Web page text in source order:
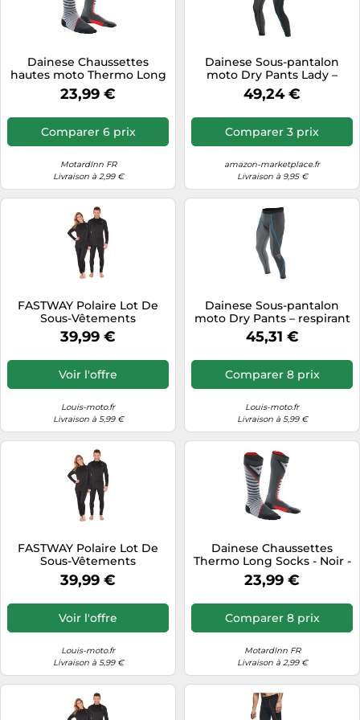
Dainese Chaussettes
hautes moto Thermo Long
Socks 4547 – Thermiques
Unisexes Noir/Rouge
23,99 €
Comparer 6 prix
MotardInn FR
Livraison à 2,99 €
Dainese Sous-pantalon
moto Dry Pants Lady –
Respirant – Femme
Noir/Bleu XS/S
49,24 €
Comparer 3 prix
amazon-marketplace.fr
Livraison à 9,95 €
FASTWAY Polaire Lot De
Sous-Vêtements
Fonctionnels Noir 3XL
unisex
39,99 €
Voir l'offre
Louis-moto.fr
Livraison à 5,99 €
Dainese Sous-pantalon
moto Dry Pants – respirant
– Homme Noir/Bleu M
45,31 €
Comparer 8 prix
Louis-moto.fr
Livraison à 5,99 €
FASTWAY Polaire Lot De
Sous-Vêtements
Fonctionnels Noir M unisex
39,99 €
Voir l'offre
Louis-moto.fr
Livraison à 5,99 €
Dainese Chaussettes
Thermo Long Socks - Noir -
Taille EU 39-41 - Homme
23,99 €
Comparer 8 prix
MotardInn FR
Livraison à 2,99 €